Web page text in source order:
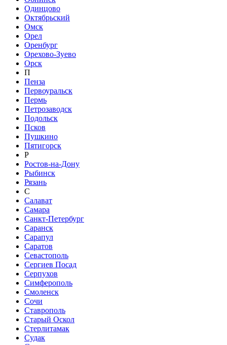
Одинцово
Октябрьский
Омск
Орел
Оренбург
Орехово-Зуево
Орск
П
Пенза
Первоуральск
Пермь
Петрозаводск
Подольск
Псков
Пушкино
Пятигорск
Р
Ростов-на-Дону
Рыбинск
Рязань
С
Салават
Самара
Санкт-Петербург
Саранск
Сарапул
Саратов
Севастополь
Сергиев Посад
Серпухов
Симферополь
Смоленск
Сочи
Ставрополь
Старый Оскол
Стерлитамак
Судак